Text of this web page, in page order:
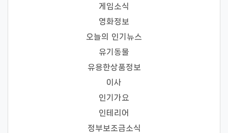
게임소식
영화정보
오늘의 인기뉴스
유기동물
유용한상품정보
이사
인기가요
인테리어
정부보조금소식